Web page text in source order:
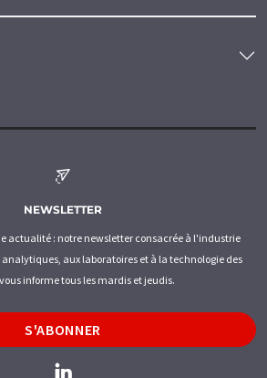
NEWSLETTER
actualité : notre newsletter consacrée à l'industrie
aux laboratoires et à la technologie des
informe tous les mardis et jeudis.
S'ABONNER